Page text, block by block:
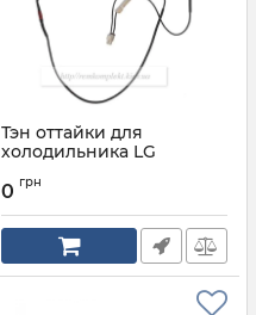
Тэн оттайки для
холодильника LG
Артикул:
0 грн